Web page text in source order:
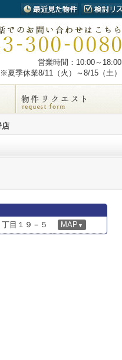
営業時間：10:00～18:00
季休業8/11（火）～8/15（土）
店
目１９－５ MAP ▼